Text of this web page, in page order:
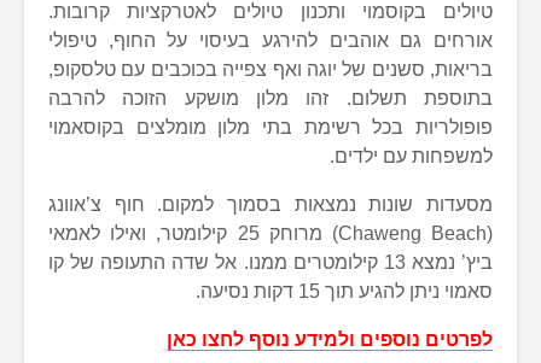
טיולים בקוסמוי ותכנון טיולים לאטרקציות קרובות.
אורחים גם אוהבים להירגע בעיסוי על החוף, טיפולי
בריאות, סשנים של יוגה ואף צפייה בכוכבים עם טלסקופ,
בתוספת תשלום. זהו מלון מושקע הזוכה להרבה
פופולריות בכל רשימת בתי מלון מומלצים בקוסאמוי
למשפחות עם ילדים.
מסעדות שונות נמצאות בסמוך למקום. חוף צ’אוונג
(Chaweng Beach) מרוחק 25 קילומטר, ואילו לאמאי
ביץ’ נמצא 13 קילומטרים ממנו. אל שדה התעופה של קו
סאמוי ניתן להגיע תוך 15 דקות נסיעה.
לפרטים נוספים ולמידע נוסף לחצו כאן